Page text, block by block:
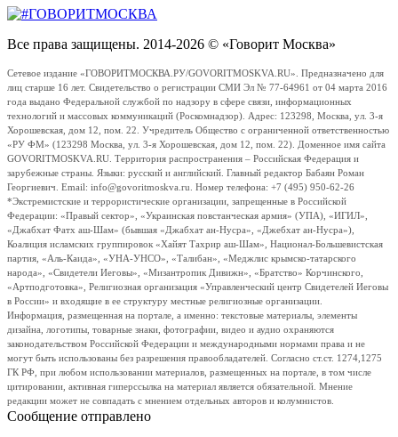
Все права защищены. 2014-2026 © «Говорит Москва»
Сетевое издание «ГОВОРИТМОСКВА.РУ/GOVORITMOSKVA.RU». Предназначено для
лиц старше 16 лет. Свидетельство о регистрации СМИ Эл № 77-64961 от 04 марта 2016
года выдано Федеральной службой по надзору в сфере связи, информационных
технологий и массовых коммуникаций (Роскомнадзор). Адрес: 123298, Москва, ул. 3-я
Хорошевская, дом 12, пом. 22. Учредитель Общество с ограниченной ответственностью
«РУ ФМ» (123298 Москва, ул. 3-я Хорошевская, дом 12, пом. 22). Доменное имя сайта
GOVORITMOSKVA.RU. Территория распространения – Российская Федерация и
зарубежные страны. Языки: русский и английский. Главный редактор Бабаян Роман
Георгиевич. Email: info@govoritmoskva.ru. Номер телефона: +7 (495) 950-62-26
*Экстремистские и террористические организации, запрещенные в Российской
Федерации: «Правый сектор», «Украинская повстанческая армия» (УПА), «ИГИЛ»,
«Джабхат Фатх аш-Шам» (бывшая «Джабхат ан-Нусра», «Джебхат ан-Нусра»),
Коалиция исламских группировок «Хайят Тахрир аш-Шам», Национал-Большевистская
партия, «Аль-Каида», «УНА-УНСО», «Талибан», «Меджлис крымско-татарского
народа», «Свидетели Иеговы», «Мизантропик Дивижн», «Братство» Корчинского,
«Артподготовка», Религиозная организация «Управленческий центр Свидетелей Иеговы
в России» и входящие в ее структуру местные религиозные организации.
Информация, размещенная на портале, а именно: текстовые материалы, элементы
дизайна, логотипы, товарные знаки, фотографии, видео и аудио охраняются
законодательством Российской Федерации и международными нормами права и не
могут быть использованы без разрешения правообладателей. Согласно ст.ст. 1274,1275
ГК РФ, при любом использовании материалов, размещенных на портале, в том числе
цитировании, активная гиперссылка на материал является обязательной. Мнение
редакции может не совпадать с мнением отдельных авторов и колумнистов.
Сообщение отправлено